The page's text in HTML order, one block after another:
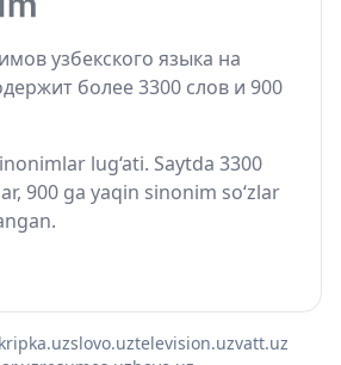
узбекского языка на
более 3300 слов и 900
lug‘ati. Saytda 3300
900 ga yaqin sinonim so‘zlar
slovo.uztelevision.uzvatt.uz